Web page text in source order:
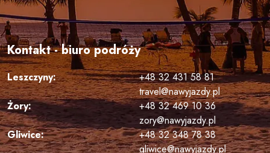
Kontakt - biuro podróży
Leszczyny:
+48 32 431 58 81
travel@nawyjazdy.pl
Żory:
+48 32 469 10 36
zory@nawyjazdy.pl
Gliwice:
+48 32 348 78 38
gliwice@nawyjazdy.pl